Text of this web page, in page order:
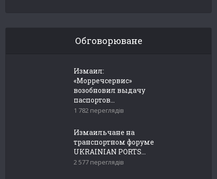
Обговорюване
Измаил:
«Морречсервис»
возобновил выдачу
паспортов...
1 782 переглядів
Измаильчане на
транспортном форуме
UKRAINIAN PORTS...
2 577 переглядів